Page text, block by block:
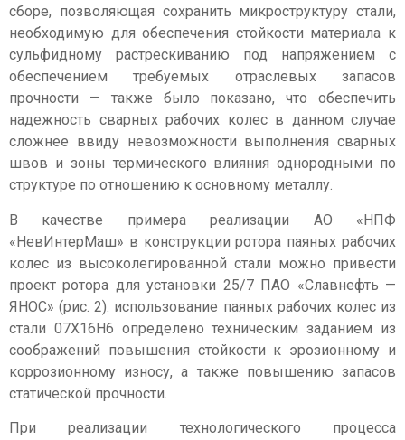
сборе, позволяющая сохранить микроструктуру стали,
необходимую для обеспечения стойкости материала к
сульфидному растрескиванию под напряжением с
обеспечением требуемых отраслевых запасов
прочности — также было показано, что обеспечить
надежность сварных рабочих колес в данном случае
сложнее ввиду невозможности выполнения сварных
швов и зоны термического влияния однородными по
структуре по отношению к основному металлу.
В качестве примера реализации АО «НПФ
«НевИнтерМаш» в конструкции ротора паяных рабочих
колес из высоколегированной стали можно привести
проект ротора для установки 25/7 ПАО «Славнефть —
ЯНОС» (рис. 2): использование паяных рабочих колес из
стали 07Х16Н6 определено техническим заданием из
соображений повышения стойкости к эрозионному и
коррозионному износу, а также повышению запасов
статической прочности.
При реализации технологического процесса